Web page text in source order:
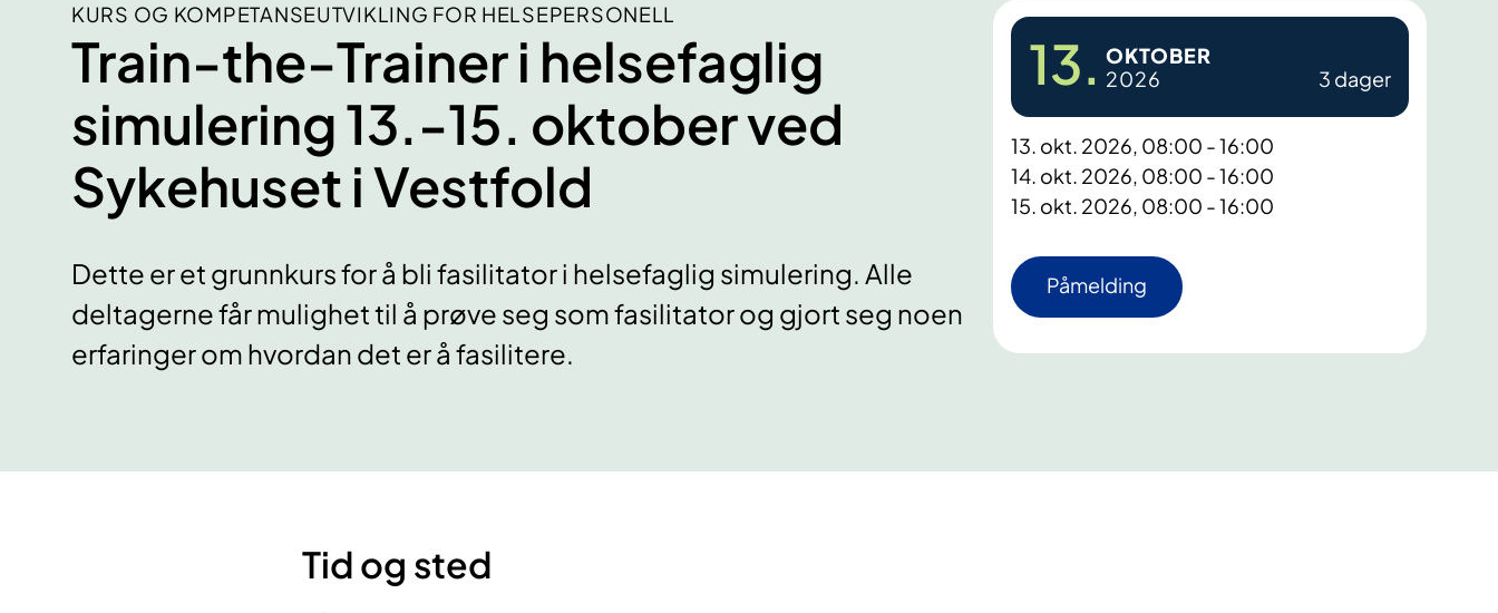
KURS OG KOMPETANSEUTVIKLING FOR HELSEPERSONELL
Train-the-Trainer i helsefaglig
simulering 13.-15. oktober ved
Sykehuset i Vestfold
Dette er et grunnkurs for å bli fasilitator i helsefaglig simulering. Alle
deltagerne får mulighet til å prøve seg som fasilitator og gjort seg noen
erfaringer om hvordan det er å fasilitere.
13. OKTOBER
2026
3 dager
13. okt. 2026, 08:00 - 16:00
14. okt. 2026, 08:00 - 16:00
15. okt. 2026, 08:00 - 16:00
Påmelding
Tid og sted